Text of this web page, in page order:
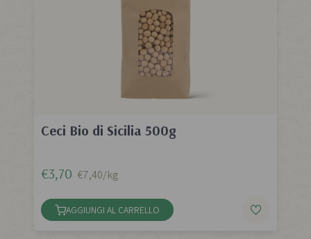
Ceci Bio di Sicilia 500g
€3,70 €7,40/kg
AGGIUNGI AL CARRELLO